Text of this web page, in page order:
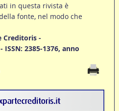
in questa rivista è
fonte, nel modo che
Creditoris -
2385-1376, anno